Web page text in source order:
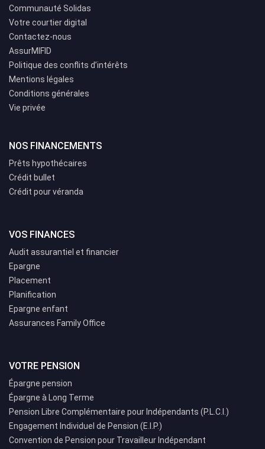
Communauté Solidas
Votre courtier digital
Contactez-nous
AssurMIFID
Politique des conflits d’intérêts
Mentions légales
Conditions générales
Vie privée
NOS FINANCEMENTS
Prêts hypothécaires
Crédit bullet
Crédit pour véranda
VOS FINANCES
Audit assurantiel et financier
Epargne
Placement
Planification
Epargne enfant
Assurances Family Office
VOTRE PENSION
Épargne pension
Épargne à Long Terme
Pension Libre Complémentaire pour Indépendants (P.L.C.I.)
Engagement Individuel de Pension (E.I.P.)
Convention de Pension pour Travailleur Indépendant